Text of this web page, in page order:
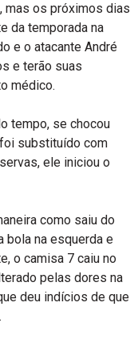
mas os próximos dias
da temporada na
e o atacante André
e terão suas
médico.
tempo, se chocou
substituído com
ele iniciou o
como saiu do
bola na esquerda e
o camisa 7 caiu no
pelas dores na
deu indícios de que